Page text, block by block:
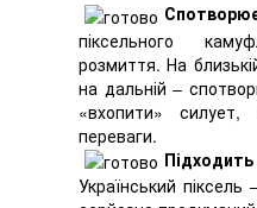
піксельного
розмиття. На
на дальній –
«вхопити»
переваги.
Український